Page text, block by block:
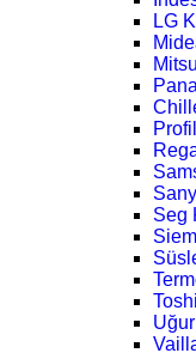
LG
Seg